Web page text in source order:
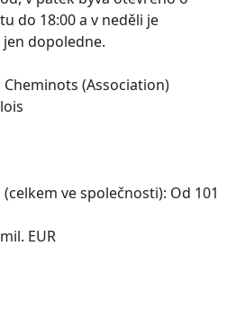
do 18:00 a v neděli je
dopoledne.
(Association)
ve společnosti): Od 101
EUR